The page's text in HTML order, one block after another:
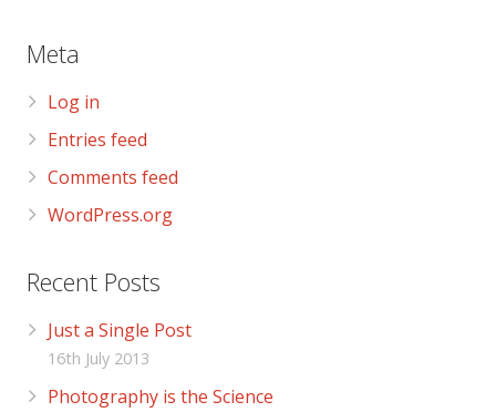
Meta
Log in
Entries feed
Comments feed
WordPress.org
Recent Posts
Just a Single Post
16th July 2013
Photography is the Science